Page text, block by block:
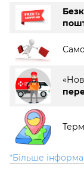
*Більше